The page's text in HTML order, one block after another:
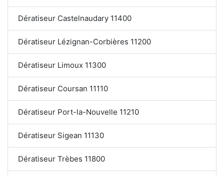
Dératiseur Castelnaudary 11400
Dératiseur Lézignan-Corbières 11200
Dératiseur Limoux 11300
Dératiseur Coursan 11110
Dératiseur Port-la-Nouvelle 11210
Dératiseur Sigean 11130
Dératiseur Trèbes 11800